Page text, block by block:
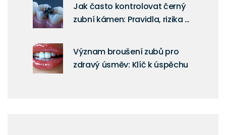
Jak často kontrolovat černý
zubní kámen: Pravidla, rizika a
Význam broušení zubů pro
zdravý úsměv: Klíč k úspěchu